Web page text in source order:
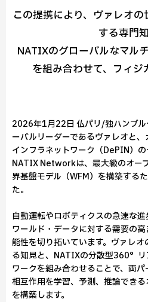
この提携により、ヴァレオ
する専門
NATIXのグローバルなマル
を組み合わせて、フィ
2026年1月22日 仏パリ/独ハンブル
ーバルリーダーであるヴァレオと
インフラネットワーク（DePIN）
NATIX Networkは、最大級のオー
界基盤モデル（WFM）を構築する
た。
自動運転やロボティクスの急速な
ワールド・データに対する需要の
能性を切り拓いています。ヴァレ
る知見と、NATIXの分散型360°リ
ワークを組み合わせることで、両
相互作用を学習、予測、推論でき
を構築します。